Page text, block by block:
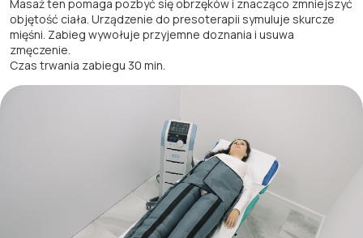
Masaż ten pomaga pozbyć się obrzęków i znacząco zmniejszyć
objętość ciała. Urządzenie do presoterapii symuluje skurcze
mięśni. Zabieg wywołuje przyjemne doznania i usuwa
zmęczenie.
Czas trwania zabiegu 30 min.